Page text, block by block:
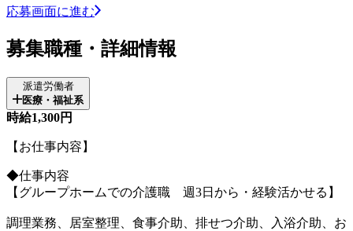
応募画面に進む
募集職種・詳細情報
派遣労働者
医療・福祉系
時給1,300円
【お仕事内容】
◆仕事内容
【グループホームでの介護職 週3日から・経験活かせる】
調理業務、居室整理、食事介助、排せつ介助、入浴介助、お